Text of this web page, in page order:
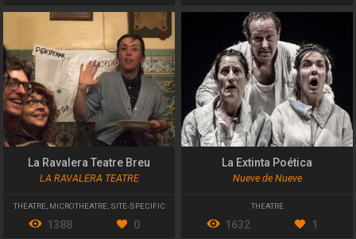
La Ravalera Teatre Breu
LA RAVALERA TEATRE
THEATRE, MICROTHEATRE, SITE-SPECIFIC
1388 0
La Extinta Poética
Nueve de Nueve
THEATRE
1632 1